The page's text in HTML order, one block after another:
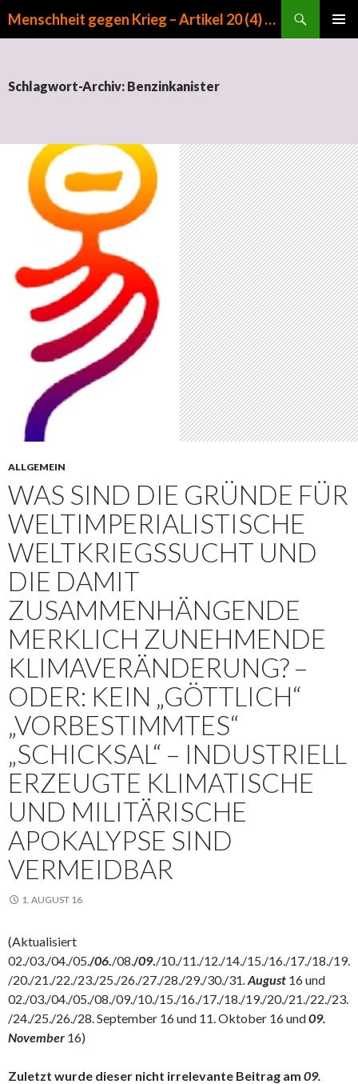
Menschheit gegen Krieg – Artikel 20 (4) GG
Schlagwort-Archiv: Benzinkanister
ALLGEMEIN
WAS SIND DIE GRÜNDE FÜR
WELTIMPERIALISTISCHE
WELTKRIEGSSUCHT UND
DIE DAMIT
ZUSAMMENHÄNGENDE
MERKLICH ZUNEHMENDE
KLIMAVERÄNDERUNG? –
ODER: KEIN „GÖTTLICH“
„VORBESTIMMTES“
„SCHICKSAL“ – INDUSTRIELL
ERZEUGTE KLIMATISCHE
UND MILITÄRISCHE
APOKALYPSE SIND
VERMEIDBAR
1. AUGUST 16
(Aktualisiert
02./03./04./05./06./08./09./10./11./12./14./15./16./17./18./19.
/20./21./22./23./25./26./27./28./29./30./31.August 16 und
02./03./04./05./08./09./10./15./16./17./18./19./20./21./22./23.
/24./25./26./28. September 16 und 11. Oktober 16 und09.
November 16)
Zuletzt wurde dieser nicht irrelevante Beitrag am 09.